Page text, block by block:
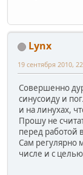
Lynx
19 сентября 2010,
Совершенно
синусоиду и
и на линухах,
Прошу не
перед работой
Сам регулярно
числе и с